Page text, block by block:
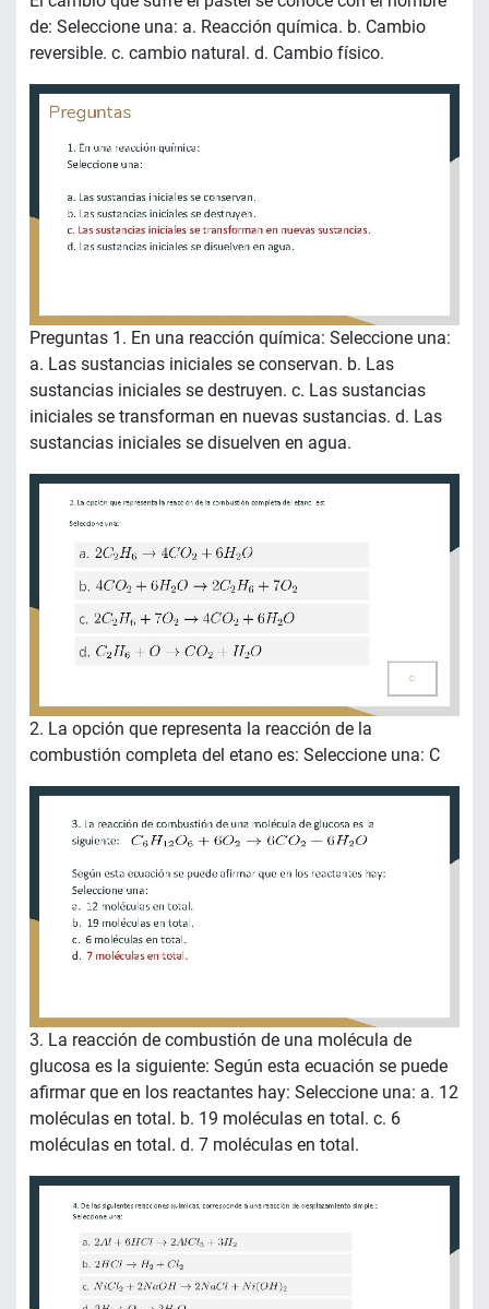
de: Seleccione una: a. Reacción química. b. Cambio
reversible. c. cambio natural. d. Cambio físico.
Preguntas 1. En una reacción química: Seleccione una:
a. Las sustancias iniciales se conservan. b. Las
sustancias iniciales se destruyen. c. Las sustancias
iniciales se transforman en nuevas sustancias. d. Las
sustancias iniciales se disuelven en agua.
2. La opción que representa la reacción de la
combustión completa del etano es: Seleccione una: C
3. La reacción de combustión de una molécula de
glucosa es la siguiente: Según esta ecuación se puede
afirmar que en los reactantes hay: Seleccione una: a. 12
moléculas en total. b. 19 moléculas en total. c. 6
moléculas en total. d. 7 moléculas en total.